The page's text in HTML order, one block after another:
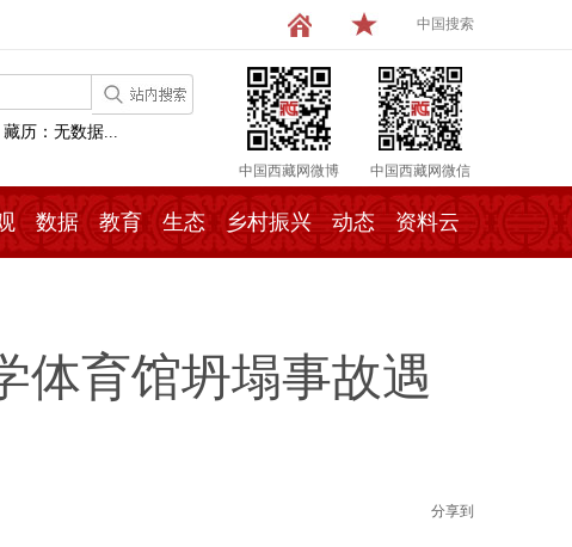
中国搜索
中国西藏网微博 中国西藏网微信
藏历：无数据...
数据 教育 生态 乡村振兴 动态 资料云
体育馆坍塌事故遇
分享到